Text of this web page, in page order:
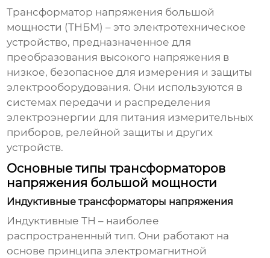
Трансформатор напряжения большой
мощности (ТНБМ) – это электротехническое
устройство, предназначенное для
преобразования высокого напряжения в
низкое, безопасное для измерения и защиты
электрооборудования. Они используются в
системах передачи и распределения
электроэнергии для питания измерительных
приборов, релейной защиты и других
устройств.
Основные типы трансформаторов
напряжения большой мощности
Индуктивные трансформаторы напряжения
Индуктивные ТН – наиболее
распространенный тип. Они работают на
основе принципа электромагнитной